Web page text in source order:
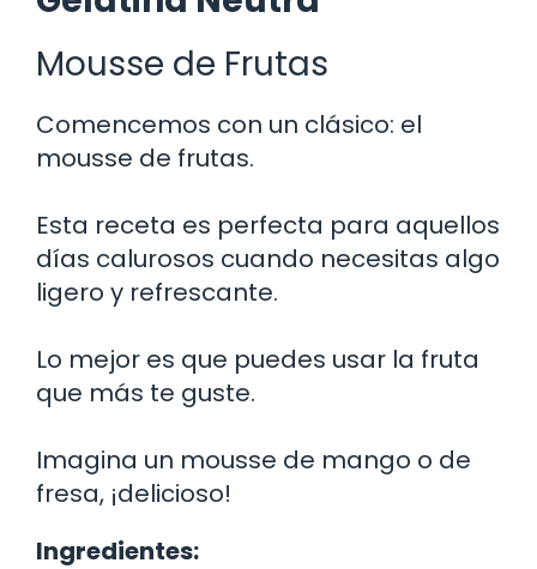
Mousse de Frutas
Comencemos con un clásico: el
mousse de frutas.
Esta receta es perfecta para aquellos
días calurosos cuando necesitas algo
ligero y refrescante.
Lo mejor es que puedes usar la fruta
que más te guste.
Imagina un mousse de mango o de
fresa, ¡delicioso!
Ingredientes: